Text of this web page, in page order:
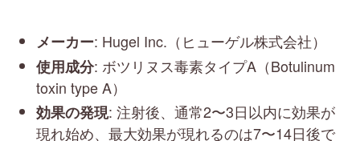
メーカー: Hugel Inc.（ヒューゲル株式会社）
使用成分: ボツリヌス毒素タイプA（Botulinum
toxin type A）
効果の発現: 注射後、通常2〜3日以内に効果が
現れ始め、最大効果が現れるのは7〜14日後で